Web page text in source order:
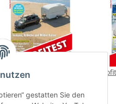
Profitest: Dethleffs
1,99 €*
gestatten Sie den